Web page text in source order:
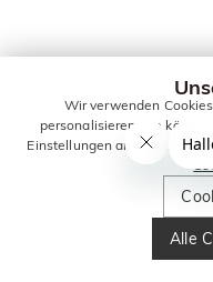
Wir verwenden
personalisieren. Sie
Einstellungen anpassen.
Alle